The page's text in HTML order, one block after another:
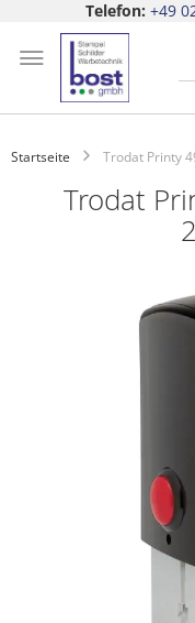
Telefon: +49
Startseite Trodat Printy
Trodat